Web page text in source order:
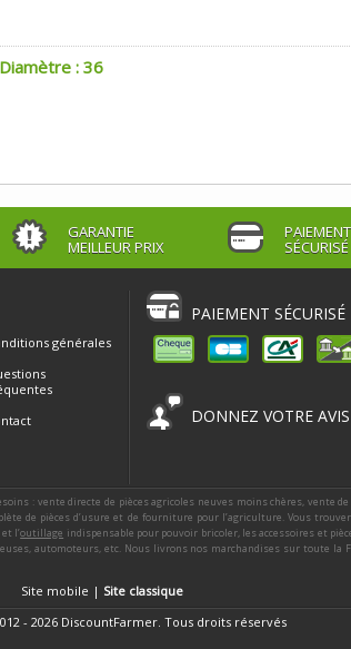
: 36
GARANTIE
MEILLEUR PRIX
PAIEMENT
générales
PAIEMENT SÉCURISÉ
DONNEZ VOTRE AVIS
: vente directe de pièces agricoles neuves moins chères, vente
de pièces d’usure et de fourniture pour l’agriculture. Vous
et l’outillage indispensable pour pouvoir bricoler, les accessoires et
automoteurs, etc. Nous livrons nos marchandises sur toute la
Site mobile | Site classique
- 2026 DiscountFarmer. Tous droits réservés